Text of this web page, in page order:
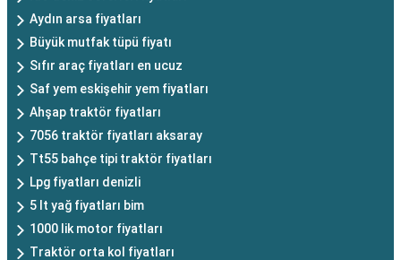
Aydın arsa fiyatları
Büyük mutfak tüpü fiyatı
Sıfır araç fiyatları en ucuz
Saf yem eskişehir yem fiyatları
Ahşap traktör fiyatları
7056 traktör fiyatları aksaray
Tt55 bahçe tipi traktör fiyatları
Lpg fiyatları denizli
5 lt yağ fiyatları bim
1000 lik motor fiyatları
Traktör orta kol fiyatları